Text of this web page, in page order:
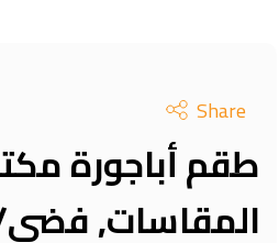
Share
طقم أباجورة